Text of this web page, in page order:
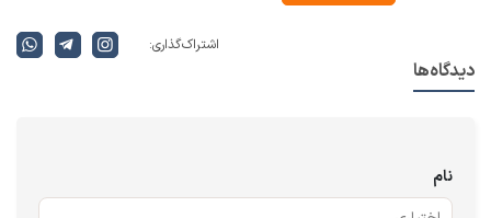
اشتراک گذاری:
دیدگاه‌ها
نام